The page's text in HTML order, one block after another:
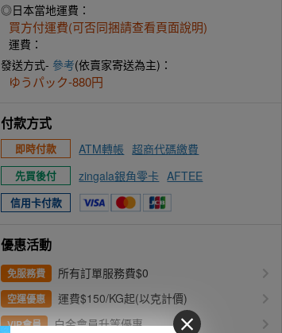
◎日本當地運費：
買方付運費(可否同捆請查看頁面說明)
運費：
發送方式- 參考(依賣家寄送為主)：
ゆうパック-880円
付款方式
即時付款 ATM轉帳 超商代碼繳費
先買後付 zingala銀角零卡 AFTEE
信用卡付款
優惠活動
免服務費 所有訂單服務費$0
空運優惠 運費$150/KG起(以克計價)
VIP會員 白金會員升等優惠